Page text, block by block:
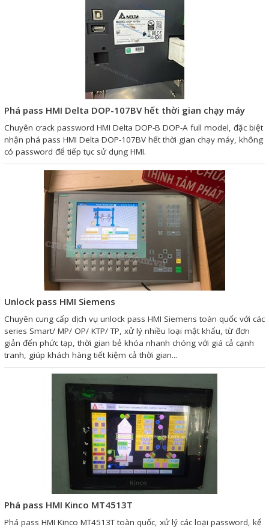
Phá pass HMI Delta DOP-107BV hết thời gian chạy máy
Chuyên crack password HMI Delta DOP-B DOP-A full model, đặc biệt
nhận phá pass HMI Delta DOP-107BV hết thời gian chạy máy, không
có password để tiếp tục sử dụng HMI.
Unlock pass HMI Siemens
Chuyên cung cấp dịch vụ unlock pass HMI Siemens toàn quốc với các
series Smart/ MP/ OP/ KTP/ TP, xử lý nhiều loại mật khẩu, từ đơn
giản đến phức tạp, thời gian bẻ khóa nhanh chóng với giá cả cạnh
tranh, giúp khách hàng tiết kiệm cả thời gian...
Phá pass HMI Kinco MT4513T
Phá pass HMI Kinco MT4513T toàn quốc, xử lý các loại password, kể
Thiết kế phần mềm giám sát
và quản lý
Thiết kế tủ điện công nghiệp
Sửa chữa biến tần
Sửa chữa PLC
Sửa chữa màn hình HMI
Sửa Bộ điều khiển Servo, Bộ
điều khiển motor bước
Sửa chữa bộ nguồn
Sửa motor - Quấn motor
Sửa Cân Điện Tử
Lập trình PLC
Lập trình màn hình HMI
Lập trình hệ thống Scada
Lập trình hệ thống Servo
Crack password PLC
Crack password HMI
Lấy Chương Trình HMI
Hình ảnh sửa chữa